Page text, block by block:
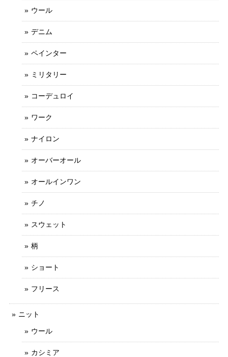
ウール
デニム
ペインター
ミリタリー
コーデュロイ
ワーク
ナイロン
オーバーオール
オールインワン
チノ
スウェット
柄
ショート
フリース
ニット
ウール
カシミア